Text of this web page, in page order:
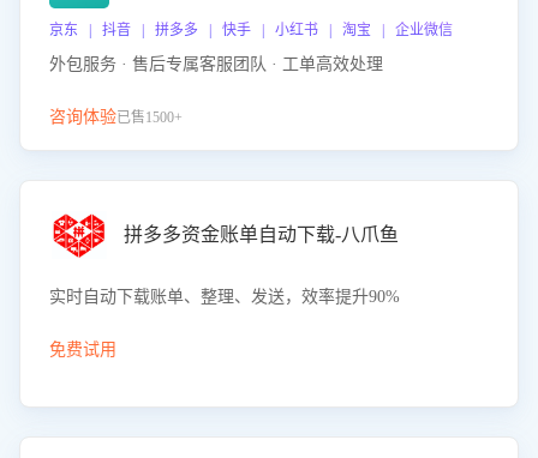
京东 | 抖音 | 拼多多 | 快手 | 小红书 | 淘宝 | 企业微信
外包服务 · 售后专属客服团队 · 工单高效处理
咨询体验已售1500+
拼多多资金账单自动下载-八爪鱼
实时自动下载账单、整理、发送，效率提升90%
免费试用